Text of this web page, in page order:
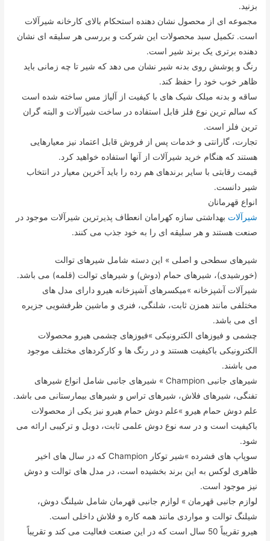
بزنید.
مجموعه ای از محصول نشان دهنده استحکام بالای کارخانه شیرآلات
است. تکمیل سبد محصولات این شرکت و بررسی هر سلیقه ای نشان
دهنده برتری یک برند شیر است.
رنگ و پوشش روی بدنه شیر نشان می دهد که شیر تا چه زمانی باید
ظاهر خوب خود را حفظ کند.
ساقه و بدنه میلک شیک های با کیفیت از آلیاژ مس ساخته شده است
که سالم ترین نوع فلز قابل استفاده در ساخت شیرآلات و البته گران
ترین فلز است.
تجارت، گارانتی و خدمات پس از فروش قابل اعتماد نیز معیارهایی
هستند که هنگام خرید شیرآلات از آنها استفاده خواهید کرد.
قیمت رقابتی با سایر برندهای هم رده را باید آخرین معیار در انتخاب
شیر دانست.
انواع قهرمانان
شیرآلات بهداشتی سازه کهرامان انعطاف پذیرترین شیرآلات موجود در
صنعت هستند و هر سلیقه ای را به خود جذب می کنند.
شیرهای سطحی و اصلی » این دسته شامل شیرهای توالت
(خورشیدی)، شیرهای حمام (دوش) و شیرهای توالت (قلمه) می باشد.
شیرآلات آشپزخانه »میکسرهای آشپزخانه هیرو دارای مدل های
مختلفی مانند همزن ثابت، شلنگی، فنری و ماشین ظرفشویی جزیره
ای می باشد.
چشمی و فیوزهای الکترونیکی »فیوزهای چشمی هیرو محصولات
الکترونیکی باکیفیت هستند و در رنگ ها و کارکردهای مختلف موجود
می باشند.
شیرهای جانبی Champion » شیرهای جانبی شامل انواع شیرهای
تفنگی، شیرهای فلاش، شیرهای تراس و شیرهای بیمارستانی می باشد.
علم دوش حمام هیرو »علم دوش حمام هیرو نیز یکی از محصولات
باکیفیت است و در سه نوع دوش علمی ثابت، دوبل و ترکیبی ارائه می
شود.
سوپاپ های فشرده »شیر توکار Champion که در سال های اخیر
ظاهری لوکس به این برند بخشیده است، در مدل های توالت و دوش
نیز موجود است.
لوازم جانبی قهرمان » لوازم جانبی قهرمان شامل شیلنگ دوش،
شیلنگ توالت و مواردی مانند همه کاره و فلاش داخلی است.
هیرو تقریباً 50 سال است که در این صنعت فعالیت می کند و تقریباً